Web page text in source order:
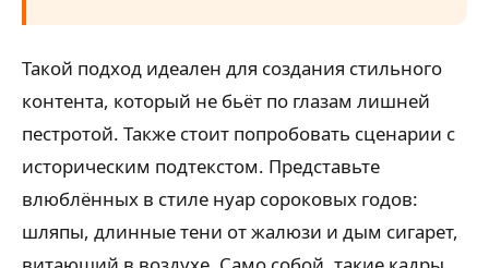
Такой подход идеален для создания стильного
контента, который не бьёт по глазам лишней
пестротой. Также стоит попробовать сценарии с
историческим подтекстом. Представьте
влюблённых в стиле нуар сороковых годов:
шляпы, длинные тени от жалюзи и дым сигарет,